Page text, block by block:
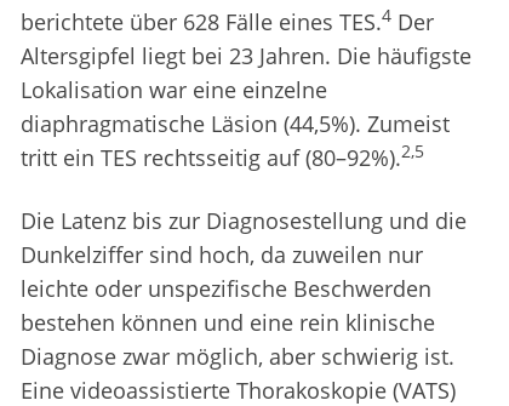
berichtete über 628 Fälle eines TES.4 Der
Altersgipfel liegt bei 23 Jahren. Die häufigste
Lokalisation war eine einzelne
diaphragmatische Läsion (44,5%). Zumeist
tritt ein TES rechtsseitig auf (80–92%).2,5
Die Latenz bis zur Diagnosestellung und die
Dunkelziffer sind hoch, da zuweilen nur
leichte oder unspezifische Beschwerden
bestehen können und eine rein klinische
Diagnose zwar möglich, aber schwierig ist.
Eine videoassistierte Thorakoskopie (VATS)